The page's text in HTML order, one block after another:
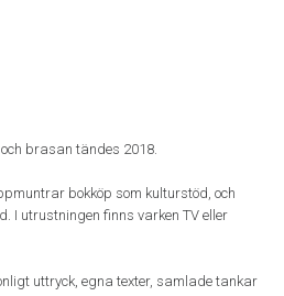
brasan tändes 2018.
bokköp som kulturstöd, och
I utrustningen finns varken TV eller
uttryck, egna texter, samlade tankar